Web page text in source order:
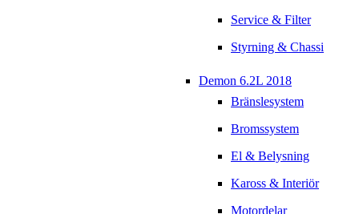
Service & Filter
Styrning & Chassi
Demon 6.2L 2018
Bränslesystem
Bromssystem
El & Belysning
Kaross & Interiör
Motordelar